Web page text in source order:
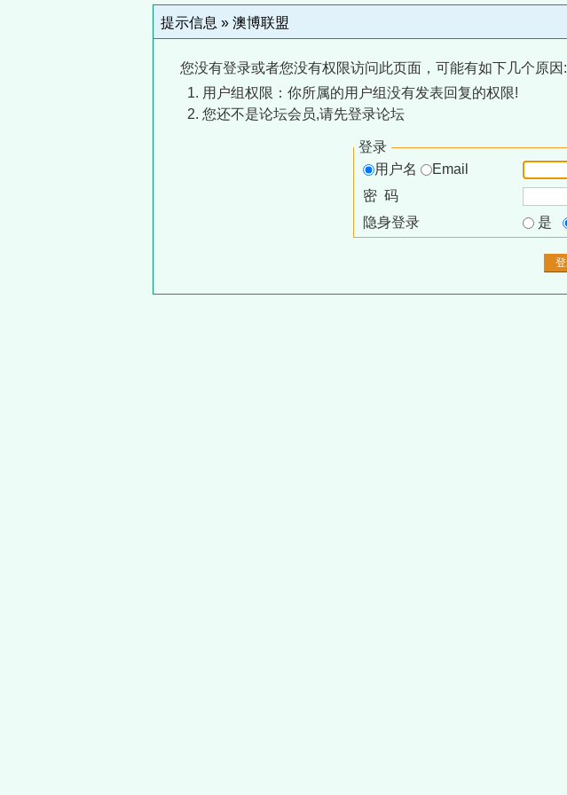
提示信息 » 澳博联盟
您没有登录或者您没有权限访问此页面，可能有如下几个原因:
用户组权限：你所属的用户组没有发表回复的权限!
您还不是论坛会员,请先登录论坛
登录
用户名
Email
密 码
隐身登录
是